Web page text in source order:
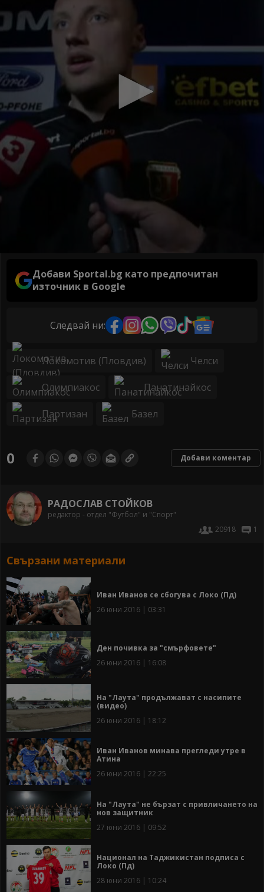
Добави Sportal.bg като предпочитан
източник в Google
Следвай ни:
Локомотив (Пловдив) Челси
Олимпиакос Панатинайкос
Партизан Базел
0 Добави коментар
РАДОСЛАВ СТОЙКОВ
редактор - отдел "Футбол" и "Спорт"
20918
1
Свързани материали
Иван Иванов се сбогува с Локо (Пд)
26 юни 2016 | 03:31
Ден почивка за "смърфовете"
26 юни 2016 | 16:08
На "Лаута" продължават с насипите
(видео)
26 юни 2016 | 18:12
Иван Иванов минава прегледи утре в
Атина
26 юни 2016 | 22:25
На "Лаута" не бързат с привличането на
нов защитник
27 юни 2016 | 09:52
Национал на Таджикистан подписа с
Локо (Пд)
28 юни 2016 | 10:24